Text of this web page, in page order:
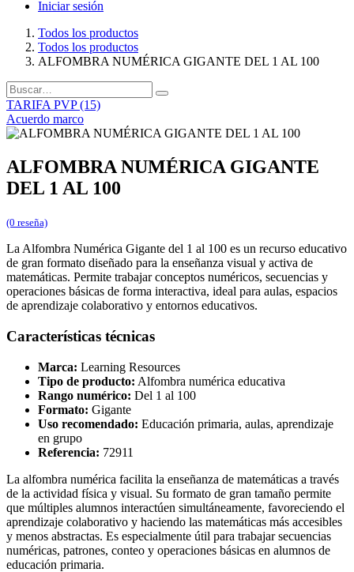
Iniciar sesión
Todos los productos
Todos los productos
ALFOMBRA NUMÉRICA GIGANTE DEL 1 AL 100
TARIFA PVP (15)
Acuerdo marco
ALFOMBRA NUMÉRICA GIGANTE
DEL 1 AL 100
(0 reseña)
La Alfombra Numérica Gigante del 1 al 100 es un recurso educativo
de gran formato diseñado para la enseñanza visual y activa de
matemáticas. Permite trabajar conceptos numéricos, secuencias y
operaciones básicas de forma interactiva, ideal para aulas, espacios
de aprendizaje colaborativo y entornos educativos.
Características técnicas
Marca: Learning Resources
Tipo de producto: Alfombra numérica educativa
Rango numérico: Del 1 al 100
Formato: Gigante
Uso recomendado: Educación primaria, aulas, aprendizaje
en grupo
Referencia: 72911
La alfombra numérica facilita la enseñanza de matemáticas a través
de la actividad física y visual. Su formato de gran tamaño permite
que múltiples alumnos interactúen simultáneamente, favoreciendo el
aprendizaje colaborativo y haciendo las matemáticas más accesibles
y menos abstractas. Es especialmente útil para trabajar secuencias
numéricas, patrones, conteo y operaciones básicas en alumnos de
educación primaria.